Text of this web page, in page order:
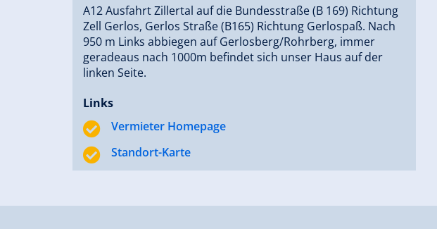
A12 Ausfahrt Zillertal auf die Bundesstraße (B 169) Richtung
Zell Gerlos, Gerlos Straße (B165) Richtung Gerlospaß. Nach
950 m Links abbiegen auf Gerlosberg/Rohrberg, immer
geradeaus nach 1000m befindet sich unser Haus auf der
linken Seite.
Links
Vermieter Homepage
Standort-Karte